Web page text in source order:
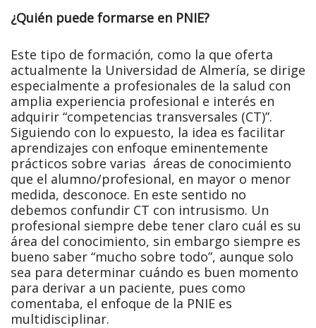
¿Quién puede formarse en PNIE?
Este tipo de formación, como la que oferta
actualmente la Universidad de Almería, se dirige
especialmente a profesionales de la salud con
amplia experiencia profesional e interés en
adquirir “competencias transversales (CT)”.
Siguiendo con lo expuesto, la idea es facilitar
aprendizajes con enfoque eminentemente
prácticos sobre varias áreas de conocimiento
que el alumno/profesional, en mayor o menor
medida, desconoce. En este sentido no
debemos confundir CT con intrusismo. Un
profesional siempre debe tener claro cuál es su
área del conocimiento, sin embargo siempre es
bueno saber “mucho sobre todo”, aunque solo
sea para determinar cuándo es buen momento
para derivar a un paciente, pues como
comentaba, el enfoque de la PNIE es
multidisciplinar.